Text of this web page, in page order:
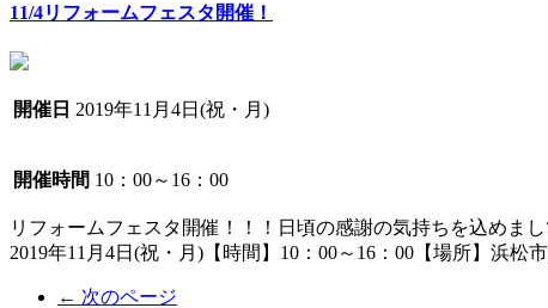
11/4リフォームフェスタ開催！
開催日 2019年11月4日(祝・月)
開催時間 10：00～16：00
リフォームフェスタ開催！！！日頃の感謝の気持ちを込めま
2019年11月4日(祝・月)【時間】10：00～16：00【場所】浜
← 次のページ